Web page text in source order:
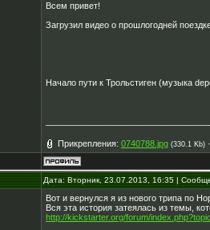
Всем привет!
Загрузил видео о прошлогодней
Начало пути к Трольстиген (музыка
Прикрепления: 0740788.jpg (330.1 Kb) ·
Дата: Вторник, 23.07.2013, 16:35 |
Вот и вернулся я из нового трипа по
Вся эта история затеялась из темы,
http://kickstarter.org/forum/